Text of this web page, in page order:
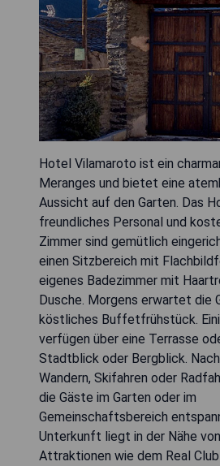
Hotel Vilamaroto ist ein
Meranges und bietet eine
Aussicht auf den Garten. Das
freundliches Personal und
Zimmer sind gemütlich
einen Sitzbereich mit
eigenes Badezimmer mit
Dusche. Morgens erwartet die
köstliches Buffetfrühstück.
verfügen über eine Terrasse
Stadtblick oder Bergblick.
Wandern, Skifahren oder
die Gäste im Garten oder im
Gemeinschaftsbereich
Unterkunft liegt in der Nähe
Attraktionen wie dem Real